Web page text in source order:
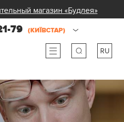
магазин «Будлея»
79 (КИЇВСТАР)
RU
ua